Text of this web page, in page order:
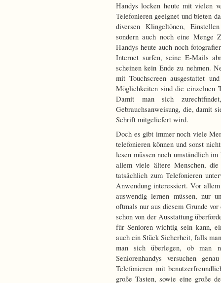
Handys locken heute mit vielen
Telefonieren geeignet und bieten
diversen Klingeltönen,
sondern auch noch eine Menge
Handys heute auch noch
Internet surfen, seine E-Mails
scheinen kein Ende zu nehmen.
mit Touchscreen ausgestattet
Möglichkeiten sind die einzelnen
Damit man sich
Gebrauchsanweisung, die, damit
Schrift mitgeliefert wird.
Doch es gibt immer noch viele
telefonieren können und sonst
lesen müssen noch umständlich
allem viele ältere Menschen,
tatsächlich zum Telefonieren
Anwendung interessiert. Vor
auswendig lernen müssen, nur
oftmals nur aus diesem Grunde
schon von der Ausstattung
für Senioren wichtig sein kann,
auch ein Stück Sicherheit, falls
man sich überlegen, ob
Seniorenhandys versuchen
Telefonieren mit
große Tasten, sowie eine große